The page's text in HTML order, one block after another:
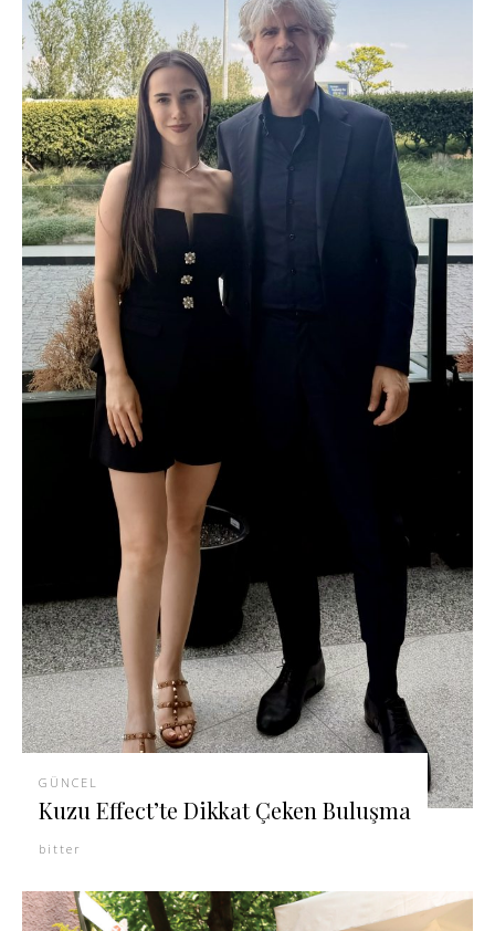
GÜNCEL
Kuzu Effect’te Dikkat Çeken Buluşma
bitter